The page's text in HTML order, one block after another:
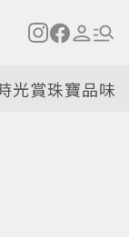
光賞珠寶品味